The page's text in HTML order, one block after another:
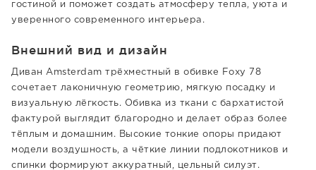
гостиной и поможет создать атмосферу тепла, уюта и
уверенного современного интерьера.
Внешний вид и дизайн
Диван Amsterdam трёхместный в обивке Foxy 78
сочетает лаконичную геометрию, мягкую посадку и
визуальную лёгкость. Обивка из ткани с бархатистой
фактурой выглядит благородно и делает образ более
тёплым и домашним. Высокие тонкие опоры придают
модели воздушность, а чёткие линии подлокотников и
спинки формируют аккуратный, цельный силуэт.